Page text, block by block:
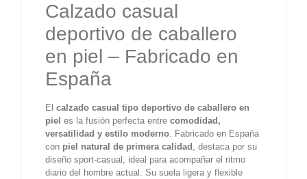
Calzado casual
deportivo de caballero
en piel – Fabricado en
España
El calzado casual tipo deportivo de caballero en
piel es la fusión perfecta entre comodidad,
versatilidad y estilo moderno. Fabricado en España
con piel natural de primera calidad , destaca por su
diseño sport-casual, ideal para acompañar el ritmo
diario del hombre actual. Su suela ligera y flexible